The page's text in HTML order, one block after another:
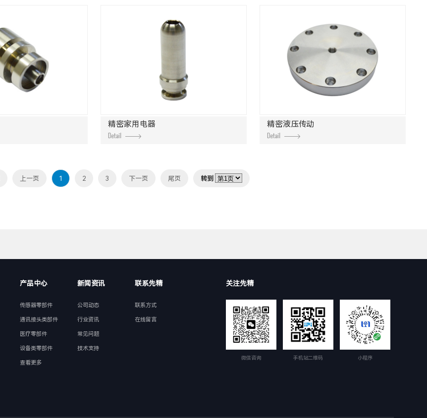
精密家用电器 精密液压传动
上一页 1 2 3 下一页 尾页 转到
产品中心
传感器零部件
通讯接头类部件
医疗零部件
设备类零部件
查看更多
新闻资讯
公司动态
行业资讯
常见问题
技术支持
联系先精
联系方式
在线留言
关注先精
微信咨询 手机站二维码 小程序